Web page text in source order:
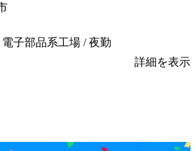
子部品系工場 / 夜勤
詳細を表示